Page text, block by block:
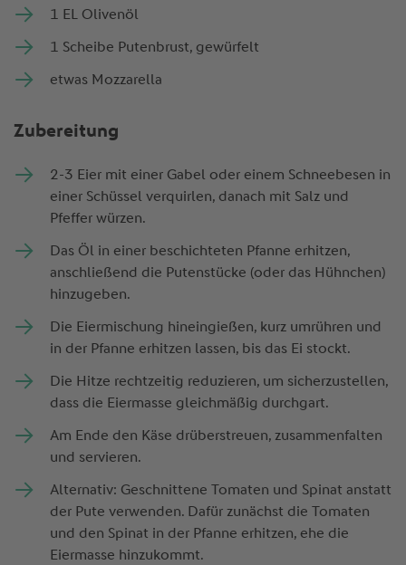
Glutenfrei
1 EL Olivenöl
1 Scheibe Putenbrust, gewürfelt
etwas Mozzarella
Zubereitung
2-3 Eier mit einer Gabel oder einem Schneebesen in
einer Schüssel verquirlen, danach mit Salz und
Pfeffer würzen.
Das Öl in einer beschichteten Pfanne erhitzen,
anschließend die Putenstücke (oder das Hühnchen)
hinzugeben.
Die Eiermischung hineingießen, kurz umrühren und
in der Pfanne erhitzen lassen, bis das Ei stockt.
Die Hitze rechtzeitig reduzieren, um sicherzustellen,
dass die Eiermasse gleichmäßig durchgart.
Am Ende den Käse drüberstreuen, zusammenfalten
und servieren.
Alternativ: Geschnittene Tomaten und Spinat anstatt
der Pute verwenden. Dafür zunächst die Tomaten
und den Spinat in der Pfanne erhitzen, ehe die
Eiermasse hinzukommt.